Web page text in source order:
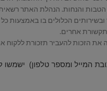
הכלולים בו
אחרים.
המייל ומספר טלפון)